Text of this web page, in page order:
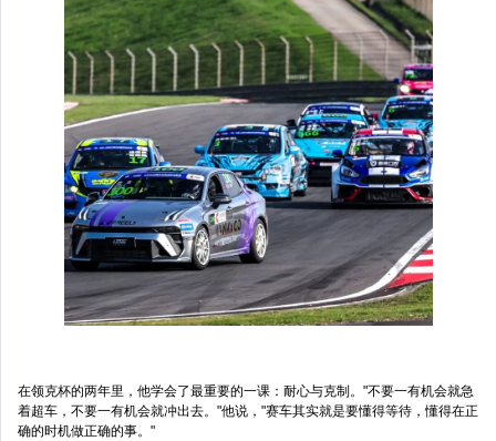
在领克杯的两年里，他学会了最重要的一课：耐心与克制。"不要一有机会就急
着超车，不要一有机会就冲出去。"他说，"赛车其实就是要懂得等待，懂得在正
确的时机做正确的事。"